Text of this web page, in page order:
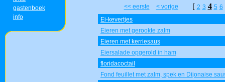
gastenboek
info
<< eerste < vorige [ 2 3 4 5 6
Ei-kevertjes
Eieren met gerookte zalm
Eieren met kerriesaus
Eiersalade opgerold in ham
floridacoctail
Fond feuillet met zalm, spek en Dijonaise